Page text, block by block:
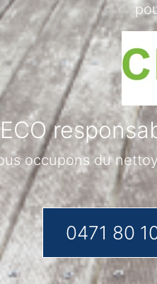
occupons du
0471 80